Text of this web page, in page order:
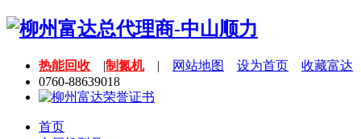
热能回收 |制氮机| 网站地图 设为首页
收藏富达
0760-88639018
首页